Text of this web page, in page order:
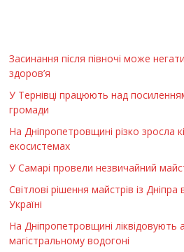
Засинання після півночі може
здоров’я
У Тернівці працюють над
громади
На Дніпропетровщині різко зросла
екосистемах
У Самарі провели незвичайний
Світлові рішення майстрів із
Україні
На Дніпропетровщині ліквідовують
магістральному водогоні